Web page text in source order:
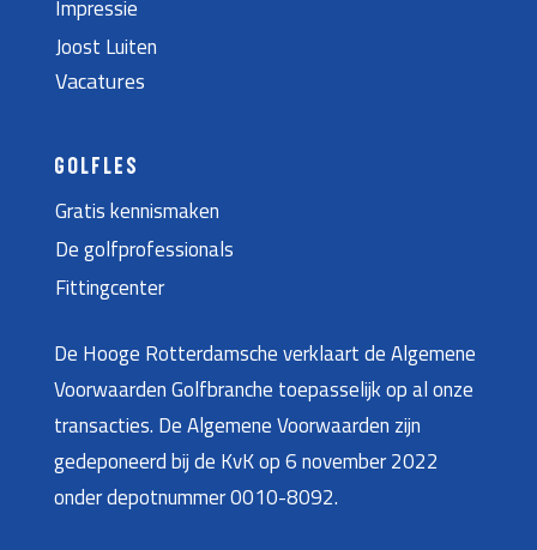
Impressie
Joost Luiten
Vacatures
GOLFLES
Gratis kennismaken
De golfprofessionals
Fittingcenter
De Hooge Rotterdamsche verklaart de Algemene
Voorwaarden Golfbranche toepasselijk op al onze
transacties. De Algemene Voorwaarden zijn
gedeponeerd bij de KvK op 6 november 2022
onder depotnummer 0010-8092.